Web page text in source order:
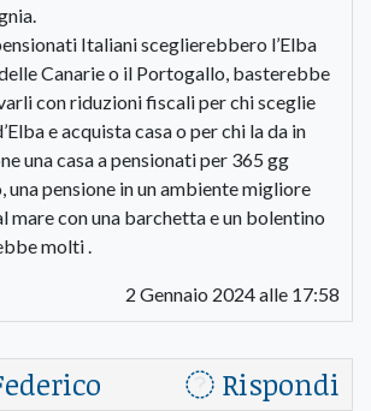
Italiani sceglierebbero l’Elba
Canarie o il Portogallo, basterebbe
con riduzioni fiscali per chi sceglie
e acquista casa o per chi la da in
una casa a pensionati per 365 gg
una pensione in un ambiente migliore
mare con una barchetta e un bolentino
molti .
2 Gennaio 2024 alle 17:58
Rispondi